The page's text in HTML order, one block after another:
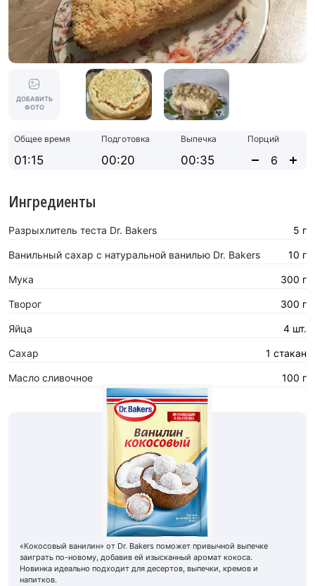
ДОБАВИТЬ
ФОТО
Общее время
01:15
Подготовка
00:20
Выпечка
00:35
Порций
Ингредиенты
Разрыхлитель теста Dr. Bakers 5 г
Ванильный сахар с натуральной ванилью Dr. Bakers 10 г
Мука 300 г
Творог 300 г
Яйца 4 шт.
Сахар 1 стакан
Масло сливочное 100 г
«Кокосовый ванилин» от Dr. Bakers поможет привычной выпечке
заиграть по-новому, добавив ей изысканный аромат кокоса.
Новинка идеально подходит для десертов, выпечки, кремов и
напитков.